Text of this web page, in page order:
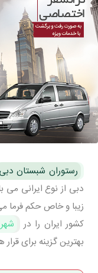
رستوران شبستان دبی
دبی از نوع ایرانی می
زیبا و خاص حکم فرما
کشور ایران را در
بهترین گزینه برای